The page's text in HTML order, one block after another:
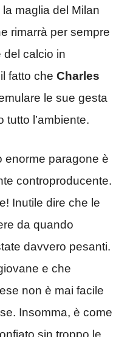
maglia del Milan
rimarrà per sempre
del calcio in
fatto che Charles
le sue gesta
tutto l’ambiente.
enorme paragone è
controproducente.
Inutile dire che le
da quando
davvero pesanti.
e che
non è mai facile
Insomma, è come
sin troppo le